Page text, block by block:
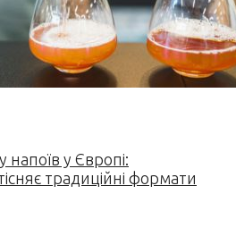
у Європі:
традиційні формати